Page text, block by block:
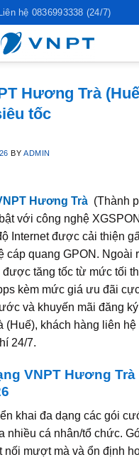
hệ 0836993338 (24/7)
Hương Trà
tốc
BYADMIN
Hương Trà (Thành
với công nghệ
Internet được cải thiện
cáp quang GPON. Ngoài
tăng tốc từ mức tối
kèm mức giá ưu đãi
và khuyến mãi đăng
(Huế), khách hàng liên hệ
24/7.
VNPT Hương Trà
khai đa dạng các gói
nhiều cá nhân/tổ chức.
nối mượt mà và ổn định